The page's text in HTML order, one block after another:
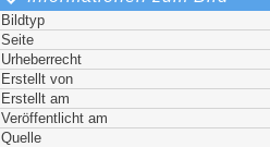
Bildtyp
Seite
Urheberrecht
Erstellt von
Erstellt am
Veröffentlicht am
Quelle